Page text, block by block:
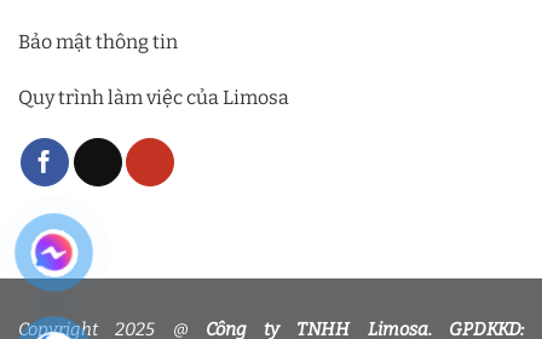
Bảo mật thông tin
Quy trình làm việc của Limosa
Copyright 2025 @ Công ty TNHH Limosa. GPDKKD: